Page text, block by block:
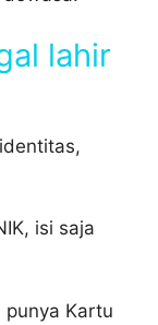
lahir
isi saja
punya Kartu